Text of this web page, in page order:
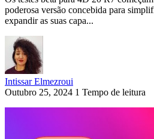
poderosa versão concebida para
expandir as suas capa...
Intissar Elmezroui
Outubro 25, 2024 1 Tempo de leitura